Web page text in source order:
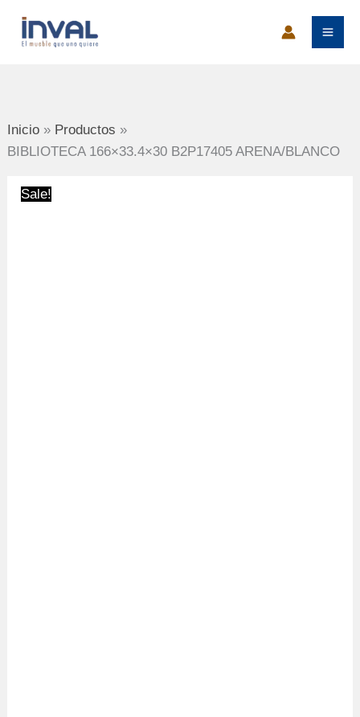
Inicio
Productos
BIBLIOTECA 166×33.4×30 B2P17405 ARENA/BLANCO
Sale!